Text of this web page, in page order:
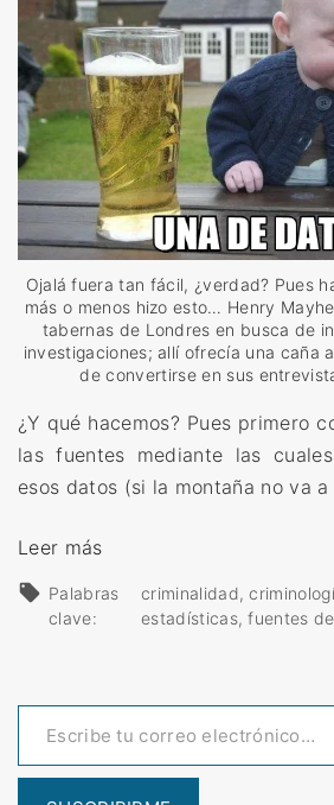
Ojalá fuera tan fácil, ¿verdad? Pues
más o menos hizo esto… Henry
tabernas de Londres en busca de
investigaciones; allí ofrecía una caña
de convertirse en sus
¿Y qué hacemos? Pues primero
las fuentes mediante las
esos datos (si la montaña no va
Leer más«
t
e
s
Palabras
clave:
criminalidad
estadísticas fuentes
Escribe tu correo electrónico…